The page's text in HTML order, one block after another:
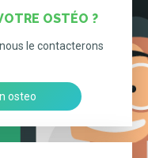
OSTÉO ?
le contacterons
osteo